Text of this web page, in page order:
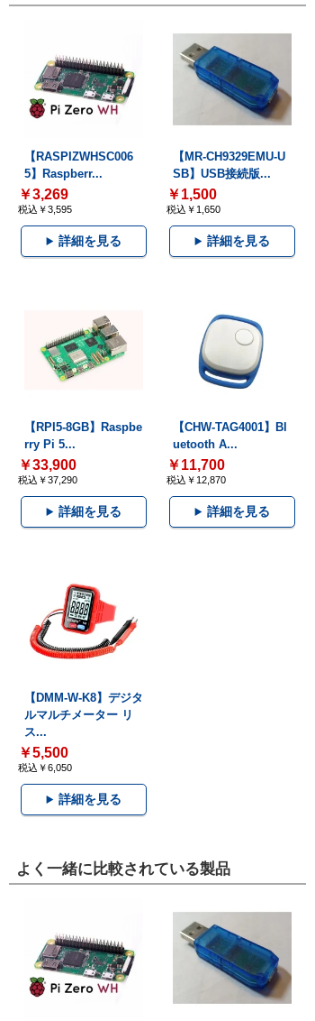
【RASPIZWHSC006
5】Raspberr...
￥3,269
税込￥3,595
詳細を見る
【MR-CH9329EMU-U
SB】USB接続版...
￥1,500
税込￥1,650
詳細を見る
【RPI5-8GB】Raspbe
rry Pi 5...
￥33,900
税込￥37,290
詳細を見る
【CHW-TAG4001】Bl
uetooth A...
￥11,700
税込￥12,870
詳細を見る
【DMM-W-K8】デジタ
ルマルチメーター リ
ス...
￥5,500
税込￥6,050
詳細を見る
よく一緒に比較されている製品